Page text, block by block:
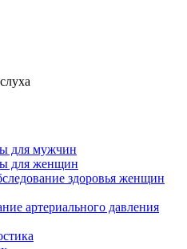
для мужчин
для женщин
здоровья женщин
артериального давления